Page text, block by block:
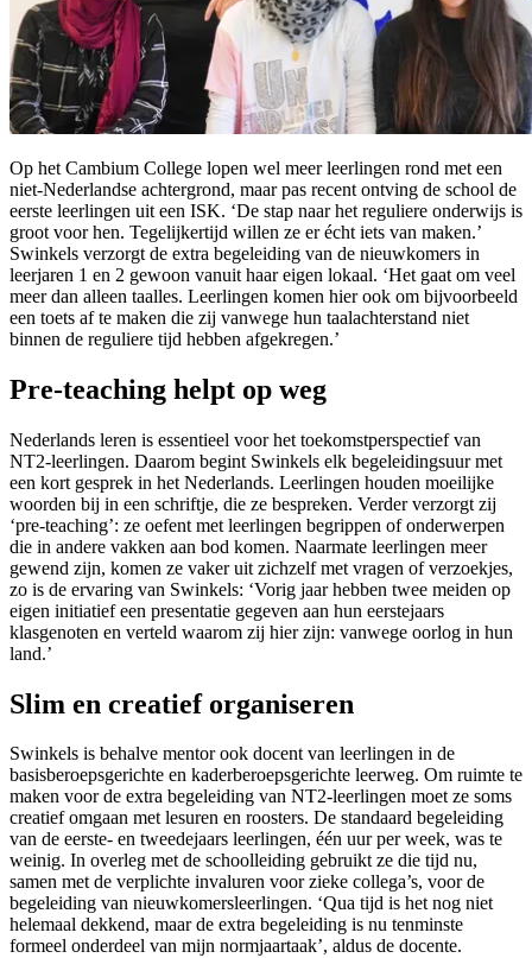
Op het Cambium College lopen wel meer leerlingen rond met een
niet-Nederlandse achtergrond, maar pas recent ontving de school de
eerste leerlingen uit een ISK. ‘De stap naar het reguliere onderwijs is
groot voor hen. Tegelijkertijd willen ze er écht iets van maken.’
Swinkels verzorgt de extra begeleiding van de nieuwkomers in
leerjaren 1 en 2 gewoon vanuit haar eigen lokaal. ‘Het gaat om veel
meer dan alleen taalles. Leerlingen komen hier ook om bijvoorbeeld
een toets af te maken die zij vanwege hun taalachterstand niet
binnen de reguliere tijd hebben afgekregen.’
Pre-teaching helpt op weg
Nederlands leren is essentieel voor het toekomstperspectief van
NT2-leerlingen. Daarom begint Swinkels elk begeleidingsuur met
een kort gesprek in het Nederlands. Leerlingen houden moeilijke
woorden bij in een schriftje, die ze bespreken. Verder verzorgt zij
‘pre-teaching’: ze oefent met leerlingen begrippen of onderwerpen
die in andere vakken aan bod komen. Naarmate leerlingen meer
gewend zijn, komen ze vaker uit zichzelf met vragen of verzoekjes,
zo is de ervaring van Swinkels: ‘Vorig jaar hebben twee meiden op
eigen initiatief een presentatie gegeven aan hun eerstejaars
klasgenoten en verteld waarom zij hier zijn: vanwege oorlog in hun
land.’
Slim en creatief organiseren
Swinkels is behalve mentor ook docent van leerlingen in de
basisberoepsgerichte en kaderberoepsgerichte leerweg. Om ruimte te
maken voor de extra begeleiding van NT2-leerlingen moet ze soms
creatief omgaan met lesuren en roosters. De standaard begeleiding
van de eerste- en tweedejaars leerlingen, één uur per week, was te
weinig. In overleg met de schoolleiding gebruikt ze die tijd nu,
samen met de verplichte invaluren voor zieke collega’s, voor de
begeleiding van nieuwkomersleerlingen. ‘Qua tijd is het nog niet
helemaal dekkend, maar de extra begeleiding is nu tenminste
formeel onderdeel van mijn normjaartaak’, aldus de docente.